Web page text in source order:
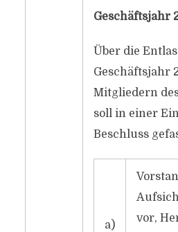
Geschäftsjahr
Über die
Geschäftsjahr
Mitgliedern
soll in einer
Beschluss
a)
vor,